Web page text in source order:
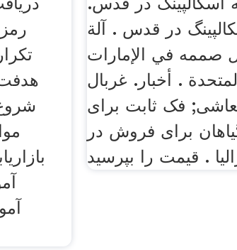
در قدس . آلة
صممه في الإمارات
. أخبار. غربال
فک ثابت برای
برای فروش در
. قیمت را بپرسید